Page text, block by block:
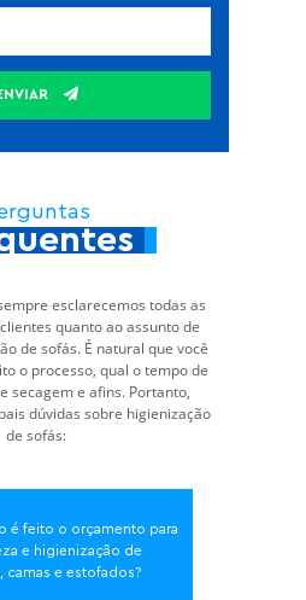
esclarecemos todas as
quanto ao assunto de
de sofás. É natural que você
o processo, qual o tempo de
secagem e afins. Portanto,
dúvidas sobre higienização
de sofás:
é feito o orçamento para
e higienização de
camas e estofados?